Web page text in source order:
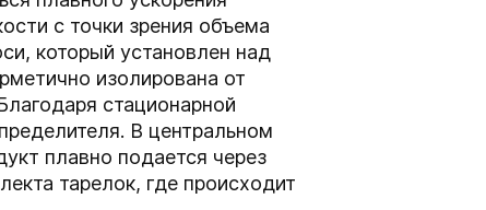
с точки зрения объема
который установлен над
изолирована от
стационарной
В центральном
плавно подается через
тарелок, где происходит